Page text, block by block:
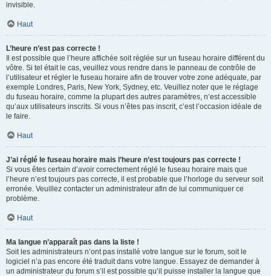
invisible.
Haut
L’heure n’est pas correcte !
Il est possible que l’heure affichée soit réglée sur un fuseau horaire différent du
vôtre. Si tel était le cas, veuillez vous rendre dans le panneau de contrôle de
l’utilisateur et régler le fuseau horaire afin de trouver votre zone adéquate, par
exemple Londres, Paris, New York, Sydney, etc. Veuillez noter que le réglage
du fuseau horaire, comme la plupart des autres paramètres, n’est accessible
qu’aux utilisateurs inscrits. Si vous n’êtes pas inscrit, c’est l’occasion idéale de
le faire.
Haut
J’ai réglé le fuseau horaire mais l’heure n’est toujours pas correcte !
Si vous êtes certain d’avoir correctement réglé le fuseau horaire mais que
l’heure n’est toujours pas correcte, il est probable que l’horloge du serveur soit
erronée. Veuillez contacter un administrateur afin de lui communiquer ce
problème.
Haut
Ma langue n’apparaît pas dans la liste !
Soit les administrateurs n’ont pas installé votre langue sur le forum, soit le
logiciel n’a pas encore été traduit dans votre langue. Essayez de demander à
un administrateur du forum s’il est possible qu’il puisse installer la langue que